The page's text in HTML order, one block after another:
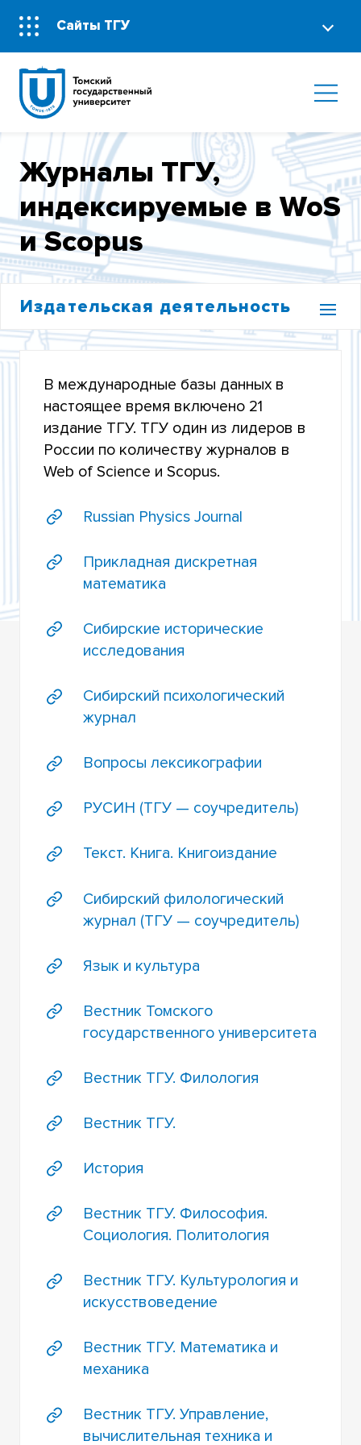
Сайты ТГУ
Журналы ТГУ,
индексируемые в WoS
и Scopus
Издательская деятельность
ВЕСТНИК ТОМСКОГО ГОСУДАРСТВЕННОГО
ЖУРНАЛЫ ТОМСКОГО ГОСУДАРСТВЕННОГО
УНИВЕРСИТЕТА
ЖУРНАЛЫ ТГУ, ИНДЕКСИРУЕМЫЕ В WOS И
SCOPUS
ТРУДЫ ТГУ
В международные базы данных в
настоящее время включено 21
издание ТГУ. ТГУ один из лидеров в
России по количеству журналов в
Web of Science и Scopus.
Russian Physics Journal
Прикладная дискретная
математика
Сибирские исторические
исследования
Сибирский психологический
журнал
Вопросы лексикографии
РУСИН (ТГУ — соучредитель)
Текст. Книга. Книгоиздание
Сибирский филологический
журнал (ТГУ — соучредитель)
Язык и культура
Вестник Томского
государственного университета
Вестник ТГУ. Филология
Вестник ТГУ.
История
Вестник ТГУ. Философия.
Социология. Политология
Вестник ТГУ. Культурология и
искусствоведение
Вестник ТГУ. Математика и
механика
Вестник ТГУ. Управление,
вычислительная техника и